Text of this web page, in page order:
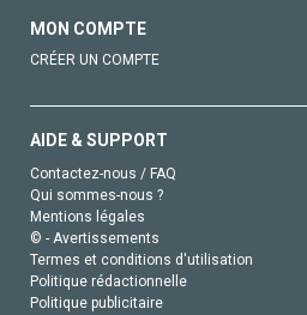
MON COMPTE
CRÉER UN COMPTE
AIDE & SUPPORT
Contactez-nous / FAQ
Qui sommes-nous ?
Mentions légales
© - Avertissements
Termes et conditions d'utilisation
Politique rédactionnelle
Politique publicitaire